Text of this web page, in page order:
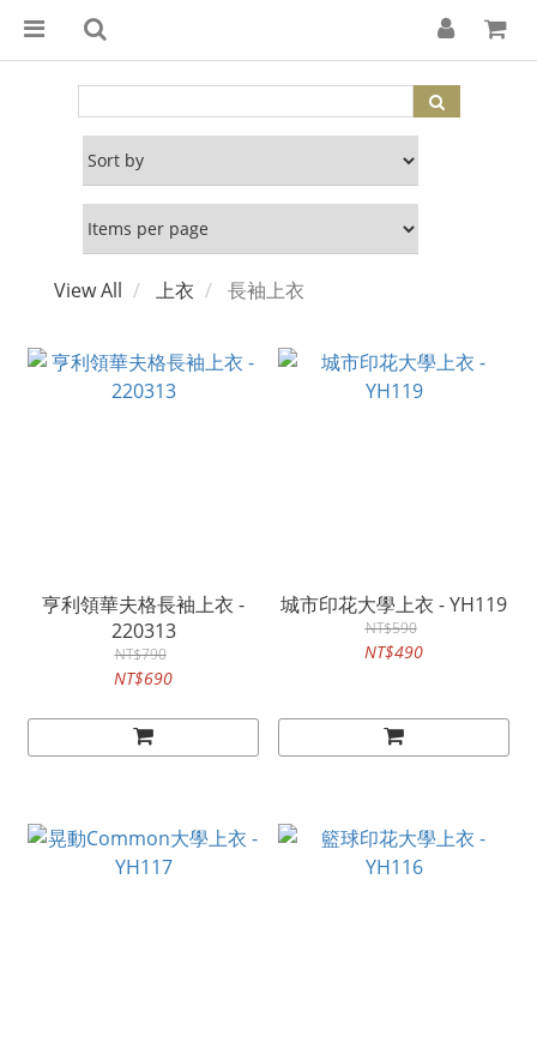
View All 上衣 長袖上衣
亨利領華夫格長袖上衣 -
220313
NT$790
NT$690
城市印花大學上衣 - YH119
NT$590
NT$490